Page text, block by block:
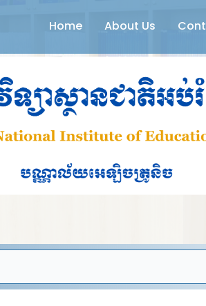
Home About Us